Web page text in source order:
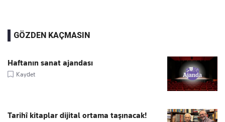
GÖZDEN KAÇMASIN
Haftanın sanat ajandası
Kaydet
Tarihî kitaplar dijital ortama taşınacak!